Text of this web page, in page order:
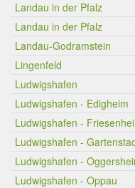
Landau in der Pfalz
Landau in der Pfalz
Landau-Godramstein
Lingenfeld
Ludwigshafen
Ludwigshafen - Edigheim
Ludwigshafen -
Ludwigshafen -
Ludwigshafen -
Ludwigshafen - Oppau